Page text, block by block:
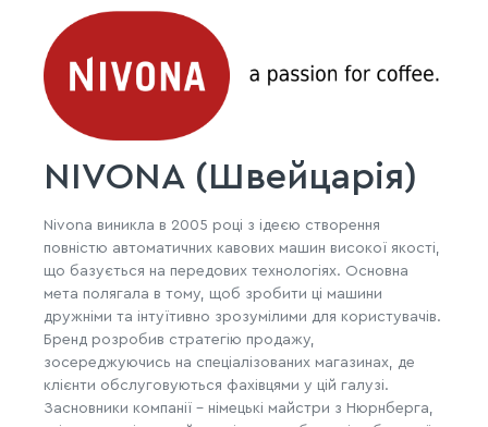
NIVONA (Швейцарія)
Nivona виникла в 2005 році з ідеєю створення
повністю автоматичних кавових машин високої якості,
що базується на передових технологіях. Основна
мета полягала в тому, щоб зробити ці машини
дружніми та інтуїтивно зрозумілими для користувачів.
Бренд розробив стратегію продажу,
зосереджуючись на спеціалізованих магазинах, де
клієнти обслуговуються фахівцями у цій галузі.
Засновники компанії - німецькі майстри з Нюрнберга,